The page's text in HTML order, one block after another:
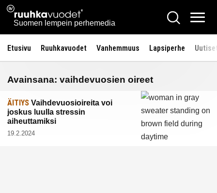
Siirry
sisältöön
Ruuhkavuodet.fi
Suomen lempein perhemedia
Hae
Etusivu Ruuhkavuodet Vanhemmuus Lapsiperhe
Avainsana: vaihdevuosien oireet
ÄITIYS Vaihdevuosioireita voi
joskus luulla stressin
aiheuttamiksi
19.2.2024